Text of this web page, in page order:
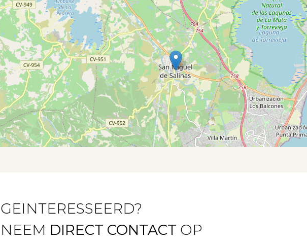
GEINTERESSEERD?
NEEM DIRECT CONTACT OP